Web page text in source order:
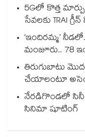
5Gలో కొత్త
సేవలకు TRAI
‘ఇందిరమ్మ’
మంజూరు.. 78
తిరుగుబాటు
చేయాలంటూ
నేరడిగొండలో సినీ
సినిమా షూటింగ్